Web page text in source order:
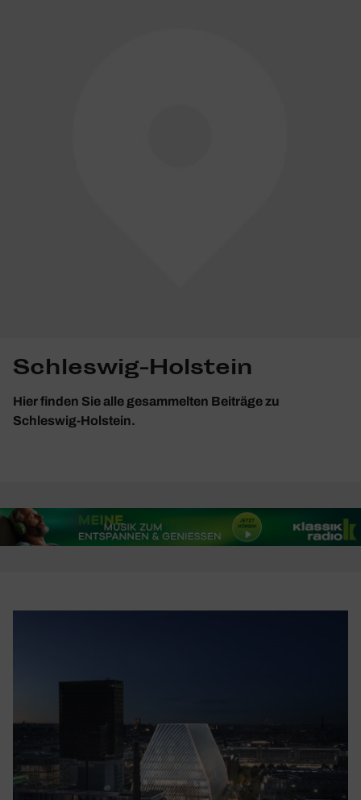
Schleswig-Holstein
Hier finden Sie alle gesammelten Beiträge zu
Schleswig-Holstein.